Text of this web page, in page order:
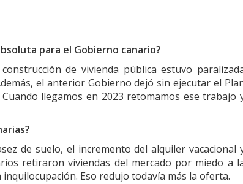
para el Gobierno canario?
de vivienda pública estuvo
el anterior Gobierno dejó sin ejecutar el
llegamos en 2023 retomamos ese trabajo
de suelo, el incremento del alquiler vacacional
retiraron viviendas del mercado por miedo a
Eso redujo todavía más la oferta.